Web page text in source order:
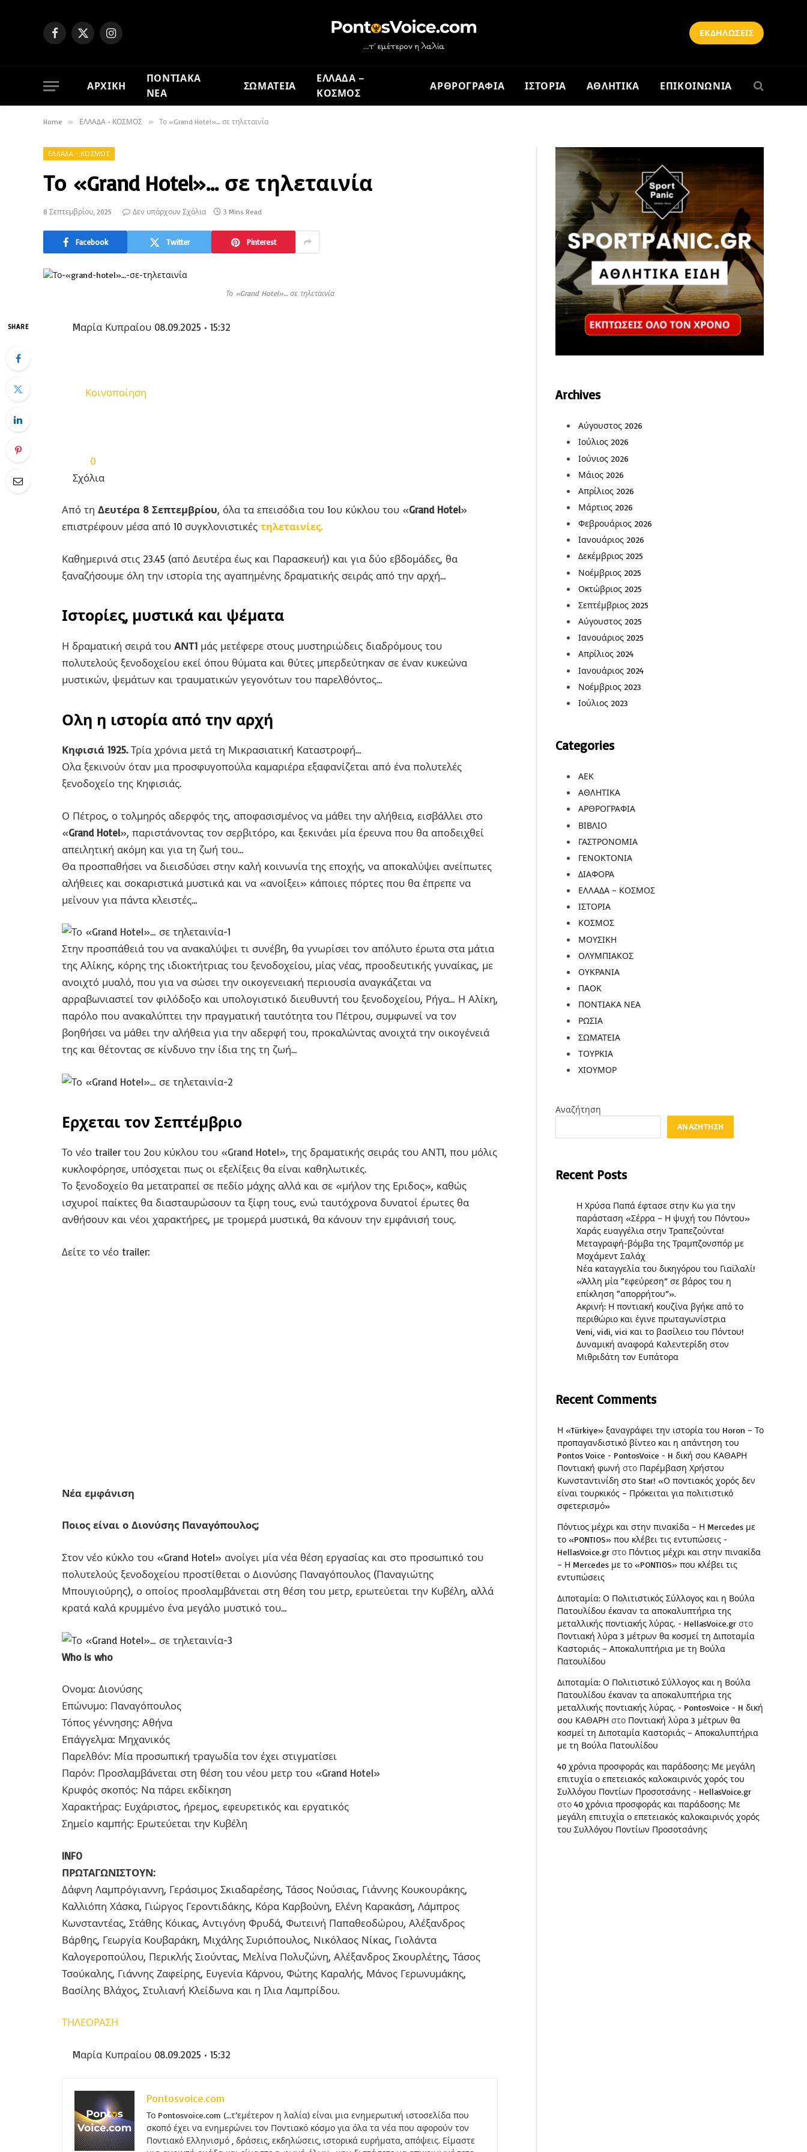
Facebook
X
Instagram
ΕΚΔΗΛΩΣΕΙΣ
ΑΡΧΙΚΗ
ΠΟΝΤΙΑΚΑ
ΝΕΑ
ΣΩΜΑΤΕΙΑ
ΕΛΛΑΔΑ –
ΚΟΣΜΟΣ
ΑΡΘΡΟΓΡΑΦΙΑ ΙΣΤΟΡΙΑ ΑΘΛΗΤΙΚΑ ΕΠΙΚΟΙΝΩΝΙΑ
Home » ΕΛΛΑΔΑ - ΚΟΣΜΟΣ » Το «Grand Hotel»… σε τηλεταινία
ΕΛΛΑΔΑ - ΚΟΣΜΟΣ
Το «Grand Hotel»… σε τηλεταινία
8 Σεπτεμβρίου, 2025 Δεν υπάρχουν Σχόλια 3 Mins Read
Facebook Twitter Pinterest
Το «Grand Hotel»… σε τηλεταινία
SHARE Mαρία Κυπραίου 08.09.2025 • 15:32
Κοινοποίηση
0
Σχόλια
Από τη Δευτέρα 8 Σεπτεμβρίου, όλα τα επεισόδια του 1ου κύκλου του «Grand Hotel»
επιστρέφουν μέσα από 10 συγκλονιστικές τηλεταινίες.
Καθημερινά στις 23.45 (από Δευτέρα έως και Παρασκευή) και για δύο εβδομάδες, θα
ξαναζήσουμε όλη την ιστορία της αγαπημένης δραματικής σειράς από την αρχή…
Ιστορίες, μυστικά και ψέματα
Η δραματική σειρά του ΑΝΤ1 μάς μετέφερε στους μυστηριώδεις διαδρόμους του
πολυτελούς ξενοδοχείου εκεί όπου θύματα και θύτες μπερδεύτηκαν σε έναν κυκεώνα
μυστικών, ψεμάτων και τραυματικών γεγονότων του παρελθόντος…
Ολη η ιστορία από την αρχή
Κηφισιά 1925.Τρία χρόνια μετά τη Μικρασιατική Καταστροφή…
Ολα ξεκινούν όταν μια προσφυγοπούλα καμαριέρα εξαφανίζεται από ένα πολυτελές
ξενοδοχείο της Κηφισιάς.
Ο Πέτρος, ο τολμηρός αδερφός της, αποφασισμένος να μάθει την αλήθεια, εισβάλλει στο
«Grand Hotel», παριστάνοντας τον σερβιτόρο, και ξεκινάει μία έρευνα που θα αποδειχθεί
απειλητική ακόμη και για τη ζωή του…
Θα προσπαθήσει να διεισδύσει στην καλή κοινωνία της εποχής, να αποκαλύψει ανείπωτες
αλήθειες και σοκαριστικά μυστικά και να «ανοίξει» κάποιες πόρτες που θα έπρεπε να
μείνουν για πάντα κλειστές…
Στην προσπάθειά του να ανακαλύψει τι συνέβη, θα γνωρίσει τον απόλυτο έρωτα στα μάτια
της Αλίκης, κόρης της ιδιοκτήτριας του ξενοδοχείου, μίας νέας, προοδευτικής γυναίκας, με
ανοιχτό μυαλό, που για να σώσει την οικογενειακή περιουσία αναγκάζεται να
αρραβωνιαστεί τον φιλόδοξο και υπολογιστικό διευθυντή του ξενοδοχείου, Ρήγα… Η Αλίκη,
παρόλο που ανακαλύπτει την πραγματική ταυτότητα του Πέτρου, συμφωνεί να τον
βοηθήσει να μάθει την αλήθεια για την αδερφή του, προκαλώντας ανοιχτά την οικογένειά
της και θέτοντας σε κίνδυνο την ίδια της τη ζωή…
Ερχεται τον Σεπτέμβριο
Το νέο trailer του 2ου κύκλου του «Grand Hotel», της δραματικής σειράς του ΑΝΤ1, που μόλις
κυκλοφόρησε, υπόσχεται πως οι εξελίξεις θα είναι καθηλωτικές.
Το ξενοδοχείο θα μετατραπεί σε πεδίο μάχης αλλά και σε «μήλον της Εριδος», καθώς
ισχυροί παίκτες θα διασταυρώσουν τα ξίφη τους, ενώ ταυτόχρονα δυνατοί έρωτες θα
ανθήσουν και νέοι χαρακτήρες, με τρομερά μυστικά, θα κάνουν την εμφάνισή τους.
Δείτε το νέο trailer:
Νέα εμφάνιση
Ποιος είναι ο Διονύσης Παναγόπουλος;
Στον νέο κύκλο του «Grand Hotel» ανοίγει μία νέα θέση εργασίας και στο προσωπικό του
πολυτελούς ξενοδοχείου προστίθεται ο Διονύσης Παναγόπουλος (Παναγιώτης
Μπουγιούρης), ο οποίος προσλαμβάνεται στη θέση του μετρ, ερωτεύεται την Κυβέλη, αλλά
κρατά καλά κρυμμένο ένα μεγάλο μυστικό του…
Who is who
Ονομα: Διονύσης
Επώνυμο: Παναγόπουλος
Τόπος γέννησης: Αθήνα
Επάγγελμα: Μηχανικός
Παρελθόν: Μία προσωπική τραγωδία τον έχει στιγματίσει
Παρόν: Προσλαμβάνεται στη θέση του νέου μετρ του «Grand Hotel»
Κρυφός σκοπός: Να πάρει εκδίκηση
Χαρακτήρας: Ευχάριστος, ήρεμος, εφευρετικός και εργατικός
Σημείο καμπής: Ερωτεύεται την Κυβέλη
INFO
ΠΡΩΤΑΓΩΝΙΣΤΟΥΝ:
Δάφνη Λαμπρόγιαννη, Γεράσιμος Σκιαδαρέσης, Τάσος Νούσιας, Γιάννης Κουκουράκης,
Καλλιόπη Χάσκα, Γιώργος Γεροντιδάκης, Κόρα Καρβούνη, Ελένη Καρακάση, Λάμπρος
Κωνσταντέας, Στάθης Κόικας, Αντιγόνη Φρυδά, Φωτεινή Παπαθεοδώρου, Αλέξανδρος
Βάρθης, Γεωργία Κουβαράκη, Μιχάλης Συριόπουλος, Νικόλαος Νίκας, Γιολάντα
Καλογεροπούλου, Περικλής Σιούντας, Μελίνα Πολυζώνη, Αλέξανδρος Σκουρλέτης, Τάσος
Τσούκαλης, Γιάννης Ζαφείρης, Ευγενία Κάρνου, Φώτης Καραλής, Μάνος Γερωνυμάκης,
Βασίλης Βλάχος, Στυλιανή Κλείδωνα και η Ιλια Λαμπρίδου.
ΤΗΛΕΟΡΑΣΗ
Mαρία Κυπραίου 08.09.2025 • 15:32
Pontosvoice.com
Το Pontosvoice.com (…τ’εμέτερον η λαλία) είναι μια ενημερωτική ιστοσελίδα που
σκοπό έχει να ενημερώνει τον Ποντιακό κόσμο για όλα τα νέα που αφορούν τον
Ποντιακό Ελληνισμό , δράσεις, εκδηλώσεις, ιστορικά ευρήματα, απόψεις. Είμαστε
Archives
Αύγουστος 2026
Ιούλιος 2026
Ιούνιος 2026
Μάιος 2026
Απρίλιος 2026
Μάρτιος 2026
Φεβρουάριος 2026
Ιανουάριος 2026
Δεκέμβριος 2025
Νοέμβριος 2025
Οκτώβριος 2025
Σεπτέμβριος 2025
Αύγουστος 2025
Ιανουάριος 2025
Απρίλιος 2024
Ιανουάριος 2024
Νοέμβριος 2023
Ιούλιος 2023
Categories
ΑΕΚ
ΑΘΛΗΤΙΚΑ
ΑΡΘΡΟΓΡΑΦΙΑ
ΒΙΒΛΙΟ
ΓΑΣΤΡΟΝΟΜΙΑ
ΓΕΝΟΚΤΟΝΙΑ
ΔΙΑΦΟΡΑ
ΕΛΛΑΔΑ – ΚΟΣΜΟΣ
ΙΣΤΟΡΙΑ
ΚΟΣΜΟΣ
ΜΟΥΣΙΚΗ
ΟΛΥΜΠΙΑΚΟΣ
ΟΥΚΡΑΝΙΑ
ΠΑΟΚ
ΠΟΝΤΙΑΚΑ ΝΕΑ
ΡΩΣΙΑ
ΣΩΜΑΤΕΙΑ
ΤΟΥΡΚΙΑ
ΧΙΟΥΜΟΡ
Αναζήτηση
ΑΝΑΖΉΤΗΣΗ
Recent Posts
Η Χρύσα Παπά έφτασε στην Κω για την
παράσταση «Σέρρα – Η ψυχή του Πόντου»
Χαράς ευαγγέλια στην Τραπεζούντα!
Μεταγραφή-βόμβα της Τραμπζονσπόρ με
Μοχάμεντ Σαλάχ
Νέα καταγγελία του δικηγόρου του Γιαϊλαλί!
«Άλλη μία “εφεύρεση” σε βάρος του η
επίκληση “απορρήτου”».
Ακρινή: Η ποντιακή κουζίνα βγήκε από το
περιθώριο και έγινε πρωταγωνίστρια
Veni, vidi, vici και το βασίλειο του Πόντου!
Δυναμική αναφορά Καλεντερίδη στον
Μιθριδάτη τον Ευπάτορα
Recent Comments
Η «Türkiye» ξαναγράφει την ιστορία του Horon – Το
προπαγανδιστικό βίντεο και η απάντηση του
Pontos Voice - PontosVoice - H δική σου ΚΑΘΑΡΗ
Ποντιακή φωνή στο Παρέμβαση Χρήστου
Κωνσταντινίδη στο Star! «Ο ποντιακός χορός δεν
είναι τουρκικός – Πρόκειται για πολιτιστικό
σφετερισμό»
Πόντιος μέχρι και στην πινακίδα – Η Mercedes με
το «PONTIOS» που κλέβει τις εντυπώσεις -
HellasVoice.gr στο Πόντιος μέχρι και στην πινακίδα
– Η Mercedes με το «PONTIOS» που κλέβει τις
εντυπώσεις
Διποταμία: Ο Πολιτιστικός Σύλλογος και η Βούλα
Πατουλίδου έκαναν τα αποκαλυπτήρια της
μεταλλικής ποντιακής λύρας. - HellasVoice.gr στο
Ποντιακή λύρα 3 μέτρων θα κοσμεί τη Διποταμία
Καστοριάς – Αποκαλυπτήρια με τη Βούλα
Πατουλίδου
Διποταμία: Ο Πολιτιστικό Σύλλογος και η Βούλα
Πατουλίδου έκαναν τα αποκαλυπτήρια της
μεταλλικής ποντιακής λύρας. - PontosVoice - H δική
σου ΚΑΘΑΡΗ στο Ποντιακή λύρα 3 μέτρων θα
κοσμεί τη Διποταμία Καστοριάς – Αποκαλυπτήρια
με τη Βούλα Πατουλίδου
40 χρόνια προσφοράς και παράδοσης: Με μεγάλη
επιτυχία ο επετειακός καλοκαιρινός χορός του
Συλλόγου Ποντίων Προσοτσάνης - HellasVoice.gr
στο 40 χρόνια προσφοράς και παράδοσης: Με
μεγάλη επιτυχία ο επετειακός καλοκαιρινός χορός
του Συλλόγου Ποντίων Προσοτσάνης